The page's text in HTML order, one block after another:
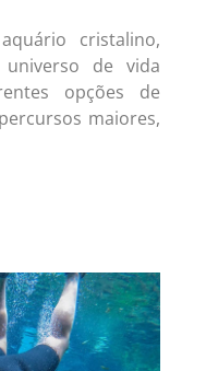
cristalino,
de vida
opções de
maiores,